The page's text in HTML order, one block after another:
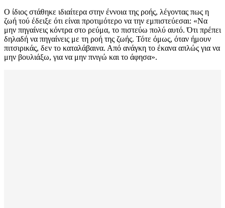
Ο ίδιος στάθηκε ιδιαίτερα στην έννοια της ροής, λέγοντας πως η
ζωή τού έδειξε ότι είναι προτιμότερο να την εμπιστεύεσαι: «Να
μην πηγαίνεις κόντρα στο ρεύμα, το πιστεύω πολύ αυτό. Ότι πρέπει
δηλαδή να πηγαίνεις με τη ροή της ζωής. Τότε όμως, όταν ήμουν
πιτσιρικάς, δεν το καταλάβαινα. Από ανάγκη το έκανα απλώς για να
μην βουλιάξω, για να μην πνιγώ και το άφησα».